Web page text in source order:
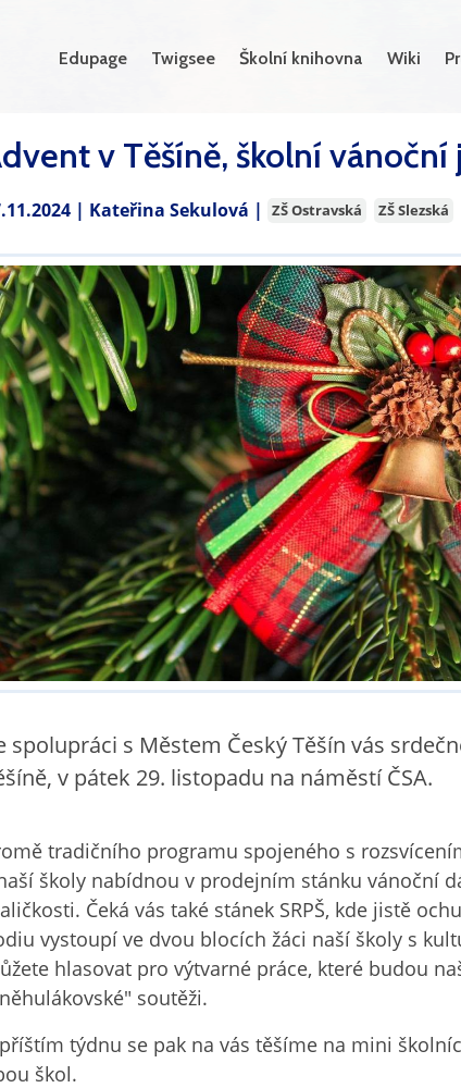
Edupage Twigsee Školní knihovna Wiki
v Těšíně, školní
| Kateřina Sekulová | ZŠ Ostravská ZŠ Slezská
spolupráci s Městem Český Těšín vás
v pátek 29. listopadu na náměstí ČSA.
tradičního programu spojeného s
školy nabídnou v prodejním stánku vánoční
Čeká vás také stánek SRPŠ, kde jistě
vystoupí ve dvou blocích žáci naší školy s
hlasovat pro výtvarné práce, které budou
soutěži.
týdnu se pak na vás těšíme na mini
škol.